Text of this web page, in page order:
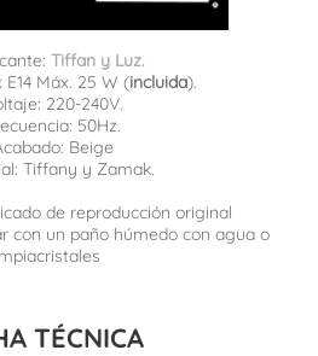
Tiffan y Luz.
E14 Máx. 25 W (incluida).
220-240V.
50Hz.
Beige
Tiffany y Zamak.
de reproducción original
con un paño húmedo con agua o
TÉCNICA